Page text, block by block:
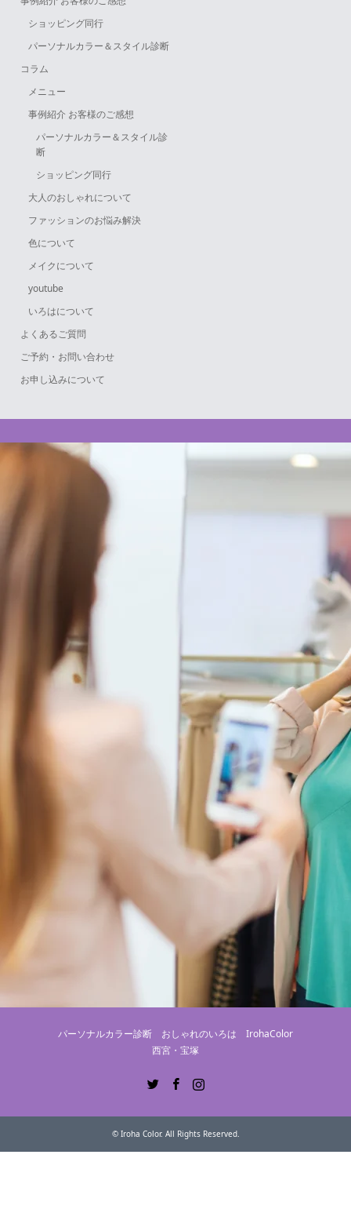
ショッピング同行
パーソナルカラー＆スタイル診断
コラム
メニュー
事例紹介 お客様のご感想
パーソナルカラー＆スタイル診
断
ショッピング同行
大人のおしゃれについて
ファッションのお悩み解決
色について
メイクについて
youtube
いろはについて
よくあるご質問
ご予約・お問い合わせ
お申し込みについて
パーソナルカラー診断 おしゃれのいろは IrohaColor
西宮・宝塚
© Iroha Color. All Rights Reserved.